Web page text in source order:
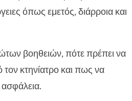
φυσική μπεντονίτη για
μείωσης του γατόχορτου
και αλήθειες για το
όπως εμετός, διάρροια και
βοηθειών, πότε πρέπει να
κτηνίατρο και πως να